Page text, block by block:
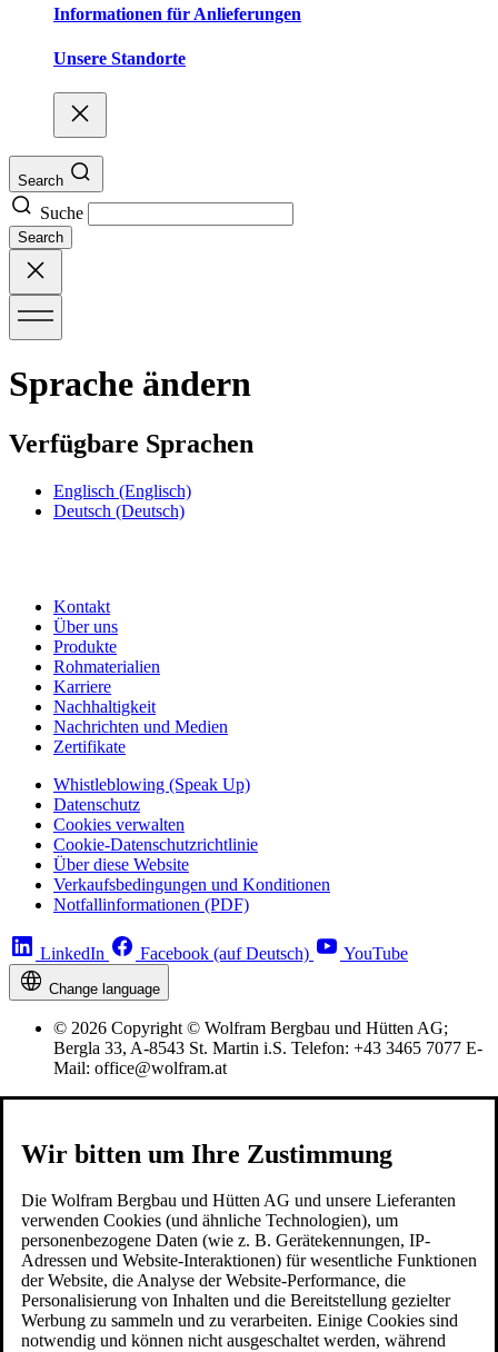
Informationen für Anlieferungen
Unsere Standorte
Search
Suche
Search
Sprache ändern
Verfügbare Sprachen
Englisch (Englisch)
Deutsch (Deutsch)
Kontakt
Über uns
Produkte
Rohmaterialien
Karriere
Nachhaltigkeit
Nachrichten und Medien
Zertifikate
Whistleblowing (Speak Up)
Datenschutz
Cookies verwalten
Cookie-Datenschutzrichtlinie
Über diese Website
Verkaufsbedingungen und Konditionen
Notfallinformationen (PDF)
LinkedIn Facebook (auf Deutsch) YouTube
Change language
© 2026 Copyright © Wolfram Bergbau und Hütten AG;
Bergla 33, A-8543 St. Martin i.S. Telefon: +43 3465 7077 E-
Mail: office@wolfram.at
Wir bitten um Ihre Zustimmung
Die Wolfram Bergbau und Hütten AG und unsere Lieferanten
verwenden Cookies (und ähnliche Technologien), um
personenbezogene Daten (wie z. B. Gerätekennungen, IP-
Adressen und Website-Interaktionen) für wesentliche Funktionen
der Website, die Analyse der Website-Performance, die
Personalisierung von Inhalten und die Bereitstellung gezielter
Werbung zu sammeln und zu verarbeiten. Einige Cookies sind
notwendig und können nicht ausgeschaltet werden, während